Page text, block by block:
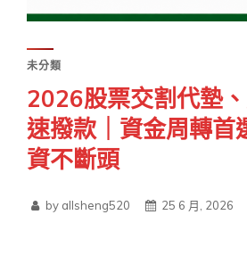
未分類
2026股票交割代墊
速撥款｜資金周轉首
資不斷頭
by allsheng520 25 6 月, 2026